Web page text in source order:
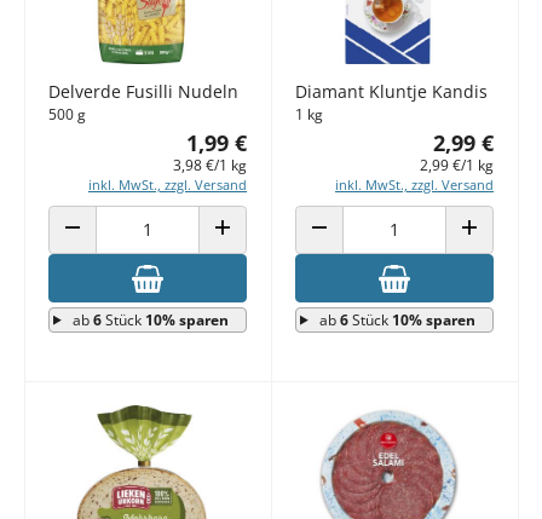
Delverde Fusilli Nudeln
500 g
1,99 €
3,98 €/1 kg
inkl. MwSt., zzgl. Versand
ANZAHL VERRINGERN ANZAHL ERHÖHEN
ab6Stück 10% sparen
Diamant Kluntje Kandis
1 kg
2,99 €
2,99 €/1 kg
inkl. MwSt., zzgl. Versand
ANZAHL VERRINGERN ANZAHL
ab6Stück 10% sparen